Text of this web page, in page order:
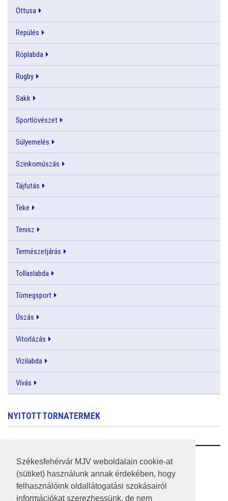
Székesfehérvár MJV weboldalain cookie-at
(sütiket) használunk annak érdekében, hogy
felhasználóink oldallátogatási szokásairól
információkat szerezhessünk, de nem
Öttusa
Repülés
Röplabda
Rugby
Sakk
Sportlövészet
Súlyemelés
Szinkornúszás
Tájfutás
Teke
Tenisz
Természetjárás
Tollaslabda
Tömegsport
Úszás
Vitorlázás
Vizilabda
Vívás
NYITOTT TORNATERMEK
RSS
A HONLAP 2017.03.31-I ÁLLAPOTA